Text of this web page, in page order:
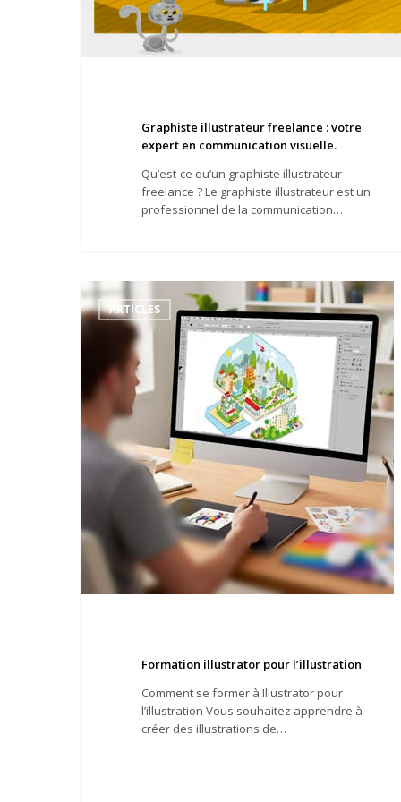
Graphiste illustrateur freelance : votre
expert en communication visuelle.
Qu’est-ce qu’un graphiste illustrateur
freelance ? Le graphiste illustrateur est un
professionnel de la communication…
Formation
illustrator
pour
l’illustration
ARTICLES
Formation illustrator pour l’illustration
Comment se former à Illustrator pour
l’illustration Vous souhaitez apprendre à
créer des illustrations de…